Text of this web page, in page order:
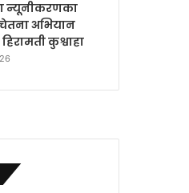
न्यूनीकरणका
अभियान
कुश्वाहा